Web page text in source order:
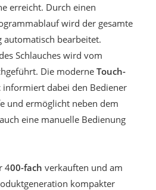
erreicht. Durch einen
wird der gesamte
automatisch bearbeitet.
Schlauches wird vom
Die moderne Touch-
informiert dabei den Bediener
und ermöglicht neben dem
eine manuelle Bedienung
400-fach verkauften und am
kompakter